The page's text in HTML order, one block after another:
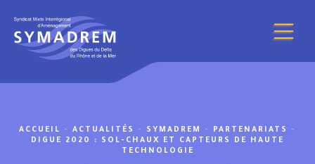
ACCUEIL - ACTUALITÉS - SYMADREM - PARTENARIATS
-
DIGUE 2020 : SOL-CHAUX ET CAPTEURS DE HAUTE
TECHNOLOGIE